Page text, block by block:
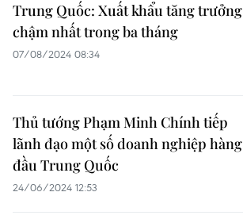
Trung Quốc: Xuất khẩu tăng trưởng
chậm nhất trong ba tháng
07/08/2024 08:34
Thủ tướng Phạm Minh Chính tiếp
lãnh đạo một số doanh nghiệp hàng
đầu Trung Quốc
24/06/2024 12:53